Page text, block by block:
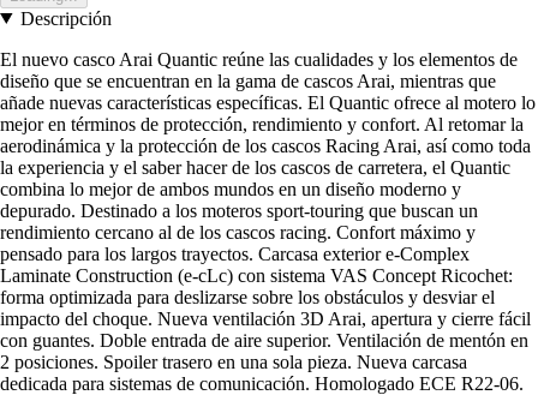
Descripción
El nuevo casco Arai Quantic reúne las cualidades y los elementos de
diseño que se encuentran en la gama de cascos Arai, mientras que
añade nuevas características específicas. El Quantic ofrece al motero lo
mejor en términos de protección, rendimiento y confort. Al retomar la
aerodinámica y la protección de los cascos Racing Arai, así como toda
la experiencia y el saber hacer de los cascos de carretera, el Quantic
combina lo mejor de ambos mundos en un diseño moderno y
depurado. Destinado a los moteros sport-touring que buscan un
rendimiento cercano al de los cascos racing. Confort máximo y
pensado para los largos trayectos. Carcasa exterior e-Complex
Laminate Construction (e-cLc) con sistema VAS Concept Ricochet:
forma optimizada para deslizarse sobre los obstáculos y desviar el
impacto del choque. Nueva ventilación 3D Arai, apertura y cierre fácil
con guantes. Doble entrada de aire superior. Ventilación de mentón en
2 posiciones. Spoiler trasero en una sola pieza. Nueva carcasa
dedicada para sistemas de comunicación. Homologado ECE R22-06.